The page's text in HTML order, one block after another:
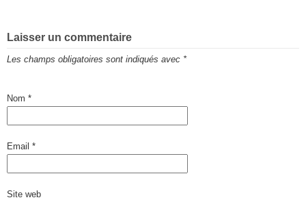
Laisser un commentaire
Les champs obligatoires sont indiqués avec *
Nom *
Email *
Site web